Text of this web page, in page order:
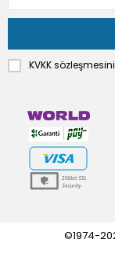
KVKK sözleşmesini
©1974-